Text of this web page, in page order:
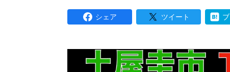
シェア ツイート